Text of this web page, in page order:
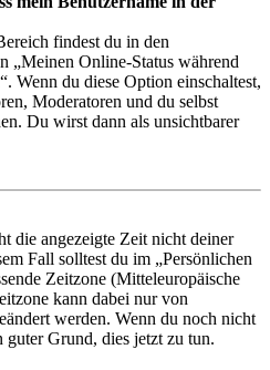
findest du in den
„Meinen Online-Status während
Wenn du diese Option einschaltest,
Moderatoren und du selbst
Du wirst dann als unsichtbarer
die angezeigte Zeit nicht deiner
Fall solltest du im „Persönlichen
Zeitzone (Mitteleuropäische
kann dabei nur von
werden. Wenn du noch nicht
guter Grund, dies jetzt zu tun.